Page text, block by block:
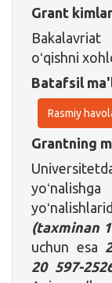
Grant
oʻqishni
Batafsil
Rasmiy
Grantning
(taxminan
uchun esa
20 597-